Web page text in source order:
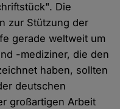
Die
zur Stützung der
gerade weltweit um
-mediziner, die den
haben, sollten
deutschen
großartigen Arbeit